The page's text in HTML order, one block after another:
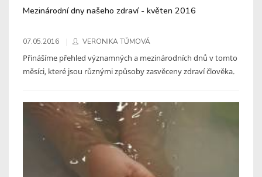
Mezinárodní dny našeho zdraví - květen 2016
07.05.2016 VERONIKA TŮMOVÁ
Přinášíme přehled významných a mezinárodních dnů v tomto
měsíci, které jsou různými způsoby zasvěceny zdraví člověka.